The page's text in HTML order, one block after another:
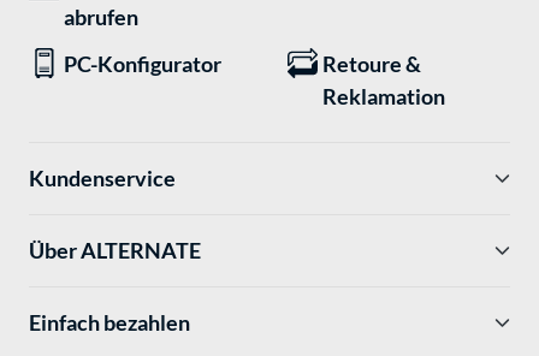
abrufen
PC-Konfigurator
Retoure &
Reklamation
Kundenservice
Über ALTERNATE
Einfach bezahlen